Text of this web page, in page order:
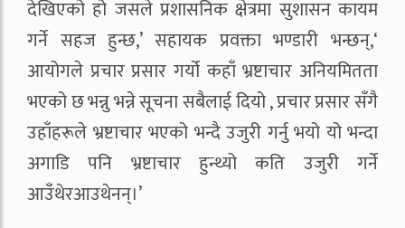
देखिएको हो जसले प्रशासनिक क्षेत्रमा सुशासन कायम
गर्ने सहज हुन्छ,’ सहायक प्रवक्ता भण्डारी भन्छन्,‘
आयोगले प्रचार प्रसार गर्यो कहाँ भ्रष्टाचार अनियमितता
भएको छ भन्नु भन्ने सूचना सबैलाई दियो , प्रचार प्रसार सँगै
उहाँहरूले भ्रष्टाचार भएको भन्दै उजुरी गर्नु भयो यो भन्दा
अगाडि पनि भ्रष्टाचार हुन्थ्यो कति उजुरी गर्ने
आउँथेरआउथेनन्।’